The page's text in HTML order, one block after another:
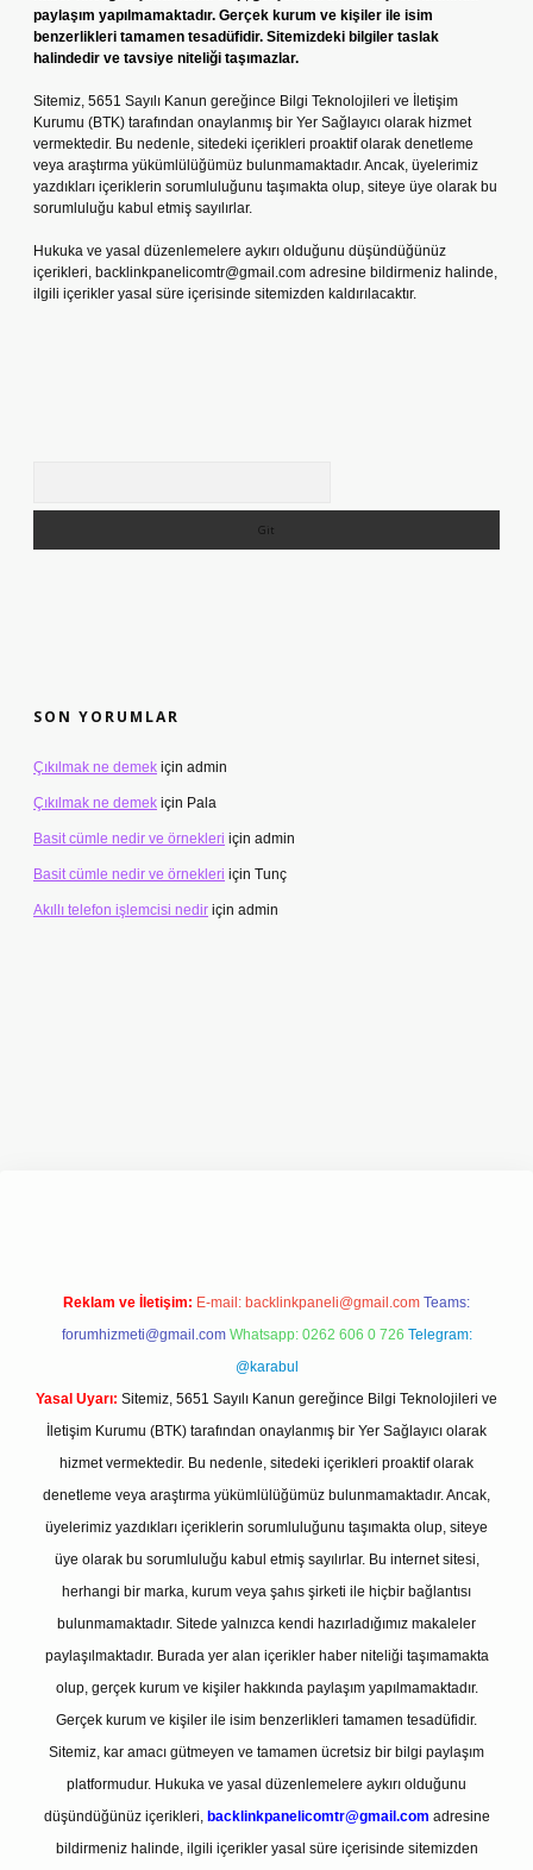
paylaşım yapılmamaktadır. Gerçek kurum ve kişiler ile isim
benzerlikleri tamamen tesadüfidir. Sitemizdeki bilgiler taslak
halindedir ve tavsiye niteliği taşımazlar.
Sitemiz, 5651 Sayılı Kanun gereğince Bilgi Teknolojileri ve İletişim
Kurumu (BTK) tarafından onaylanmış bir Yer Sağlayıcı olarak hizmet
vermektedir. Bu nedenle, sitedeki içerikleri proaktif olarak denetleme
veya araştırma yükümlülüğümüz bulunmamaktadır. Ancak, üyelerimiz
yazdıkları içeriklerin sorumluluğunu taşımakta olup, siteye üye olarak bu
sorumluluğu kabul etmiş sayılırlar.
Hukuka ve yasal düzenlemelere aykırı olduğunu düşündüğünüz
içerikleri, backlinkpanelicomtr@gmail.com adresine bildirmeniz halinde,
ilgili içerikler yasal süre içerisinde sitemizden kaldırılacaktır.
SON YORUMLAR
Çıkılmak ne demek için admin
Çıkılmak ne demek için Pala
Basit cümle nedir ve örnekleri için admin
Basit cümle nedir ve örnekleri için Tunç
Akıllı telefon işlemcisi nedir için admin
Reklam ve İletişim: E-mail: backlinkpaneli@gmail.com Teams:
forumhizmeti@gmail.com Whatsapp: 0262 606 0 726 Telegram:
@karabul
Yasal Uyarı: Sitemiz, 5651 Sayılı Kanun gereğince Bilgi Teknolojileri ve
İletişim Kurumu (BTK) tarafından onaylanmış bir Yer Sağlayıcı olarak
hizmet vermektedir. Bu nedenle, sitedeki içerikleri proaktif olarak
denetleme veya araştırma yükümlülüğümüz bulunmamaktadır. Ancak,
üyelerimiz yazdıkları içeriklerin sorumluluğunu taşımakta olup, siteye
üye olarak bu sorumluluğu kabul etmiş sayılırlar. Bu internet sitesi,
herhangi bir marka, kurum veya şahıs şirketi ile hiçbir bağlantısı
bulunmamaktadır. Sitede yalnızca kendi hazırladığımız makaleler
paylaşılmaktadır. Burada yer alan içerikler haber niteliği taşımamakta
olup, gerçek kurum ve kişiler hakkında paylaşım yapılmamaktadır.
Gerçek kurum ve kişiler ile isim benzerlikleri tamamen tesadüfidir.
Sitemiz, kar amacı gütmeyen ve tamamen ücretsiz bir bilgi paylaşım
platformudur. Hukuka ve yasal düzenlemelere aykırı olduğunu
düşündüğünüz içerikleri, backlinkpanelicomtr@gmail.com adresine
bildirmeniz halinde, ilgili içerikler yasal süre içerisinde sitemizden